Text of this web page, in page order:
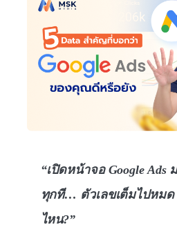
“เปิดหน้าจอ Google Ads
ทุกที… ตัวเลขเต็มไปหมด
ไหน?”